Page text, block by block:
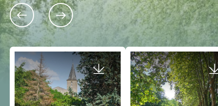
Place du 11 novembre 33760 TARGON
Marché hebdomadaire du
vendredi matin de Targon
Le marché du vendredi matin à Targon, c'est
l'occasion d'acheter de bons produits auprès
33540 SAUVETERRE-DE-
Bastide de
Guyenne
Au cœur du vignoble de
Sauveterre-de-Guyenne est